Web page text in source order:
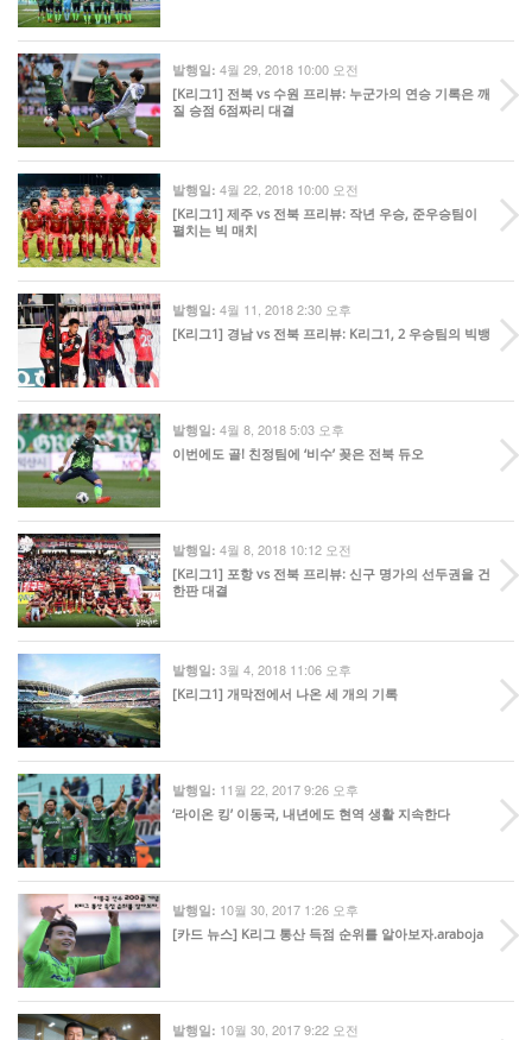
발행일: 4월 29, 2018 10:00 오전
[K리그1] 전북 vs 수원 프리뷰: 누군가의 연승 기록은 깨
질 승점 6점짜리 대결
발행일: 4월 22, 2018 10:00 오전
[K리그1] 제주 vs 전북 프리뷰: 작년 우승, 준우승팀이
펼치는 빅 매치
발행일: 4월 11, 2018 2:30 오후
[K리그1] 경남 vs 전북 프리뷰: K리그1, 2 우승팀의 빅뱅
발행일: 4월 8, 2018 5:03 오후
이번에도 골! 친정팀에 ‘비수’ 꽂은 전북 듀오
발행일: 4월 8, 2018 10:12 오전
[K리그1] 포항 vs 전북 프리뷰: 신구 명가의 선두권을 건
한판 대결
발행일: 3월 4, 2018 11:06 오후
[K리그1] 개막전에서 나온 세 개의 기록
발행일: 11월 22, 2017 9:26 오후
‘라이온 킹’ 이동국, 내년에도 현역 생활 지속한다
발행일: 10월 30, 2017 1:26 오후
[카드 뉴스] K리그 통산 득점 순위를 알아보자.araboja
발행일: 10월 30, 2017 9:22 오전